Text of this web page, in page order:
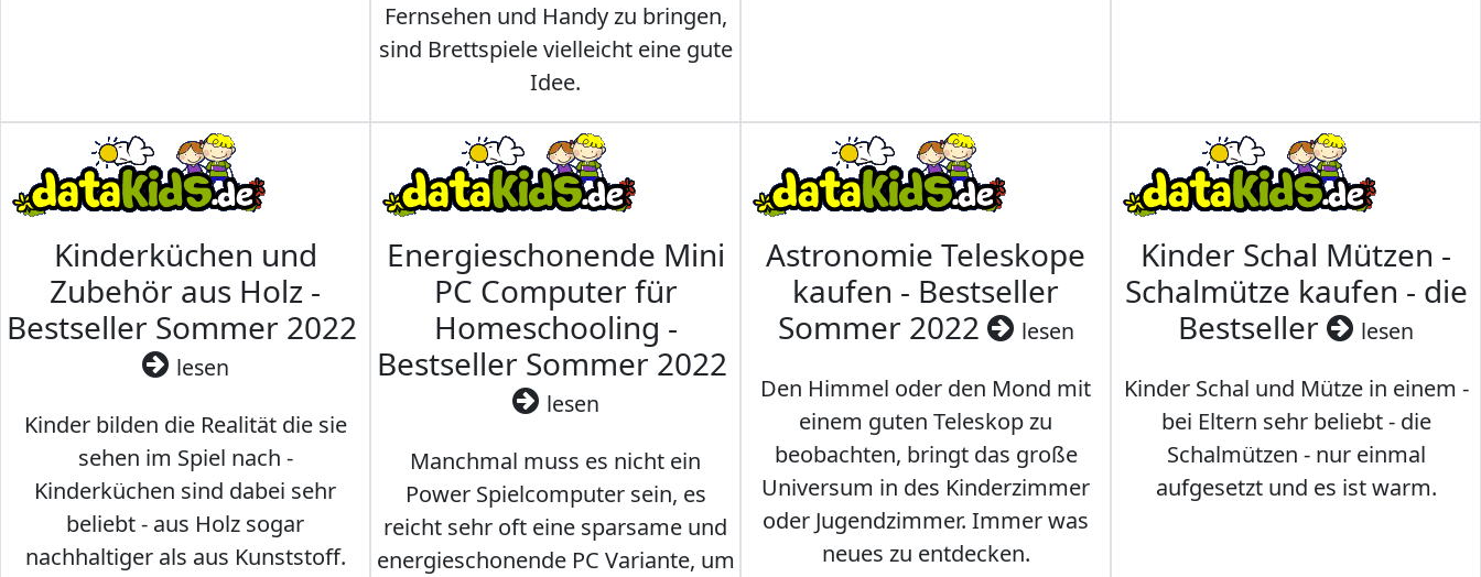
Fernsehen und Handy zu bringen,
sind Brettspiele vielleicht eine gute
Idee.
Kinderküchen und
Zubehör aus Holz -
Bestseller Sommer 2022
lesen
Kinder bilden die Realität die sie
sehen im Spiel nach -
Kinderküchen sind dabei sehr
beliebt - aus Holz sogar
nachhaltiger als aus Kunststoff.
Energieschonende Mini
PC Computer für
Homeschooling -
Bestseller Sommer 2022
lesen
Manchmal muss es nicht ein
Power Spielcomputer sein, es
reicht sehr oft eine sparsame und
energieschonende PC Variante, um
Astronomie Teleskope
kaufen - Bestseller
Sommer 2022
lesen
Den Himmel oder den Mond mit
einem guten Teleskop zu
beobachten, bringt das große
Universum in des Kinderzimmer
oder Jugendzimmer. Immer was
neues zu entdecken.
Kinder Schal Mützen -
Schalmütze kaufen - die
Bestseller
lesen
Kinder Schal und Mütze in einem -
bei Eltern sehr beliebt - die
Schalmützen - nur einmal
aufgesetzt und es ist warm.